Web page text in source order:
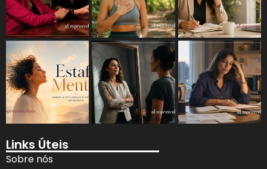
Links Úteis
Sobre nós